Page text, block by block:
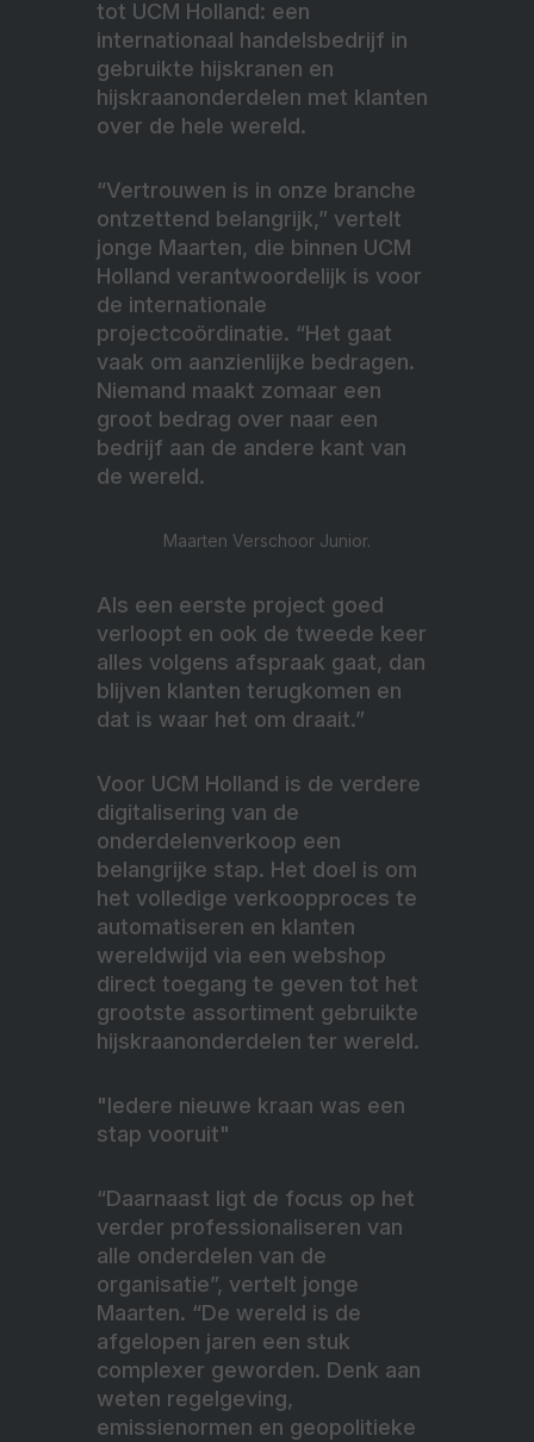
tot UCM Holland: een
internationaal handelsbedrijf in
gebruikte hijskranen en
hijskraanonderdelen met klanten
over de hele wereld.
“Vertrouwen is in onze branche
ontzettend belangrijk,” vertelt
jonge Maarten, die binnen UCM
Holland verantwoordelijk is voor
de internationale
projectcoördinatie. “Het gaat
vaak om aanzienlijke bedragen.
Niemand maakt zomaar een
groot bedrag over naar een
bedrijf aan de andere kant van
de wereld.
Maarten Verschoor Junior.
Als een eerste project goed
verloopt en ook de tweede keer
alles volgens afspraak gaat, dan
blijven klanten terugkomen en
dat is waar het om draait.”
Voor UCM Holland is de verdere
digitalisering van de
onderdelenverkoop een
belangrijke stap. Het doel is om
het volledige verkoopproces te
automatiseren en klanten
wereldwijd via een webshop
direct toegang te geven tot het
grootste assortiment gebruikte
hijskraanonderdelen ter wereld.
"Iedere nieuwe kraan was een
stap vooruit"
“Daarnaast ligt de focus op het
verder professionaliseren van
alle onderdelen van de
organisatie”, vertelt jonge
Maarten. “De wereld is de
afgelopen jaren een stuk
complexer geworden. Denk aan
weten regelgeving,
emissienormen en geopolitieke